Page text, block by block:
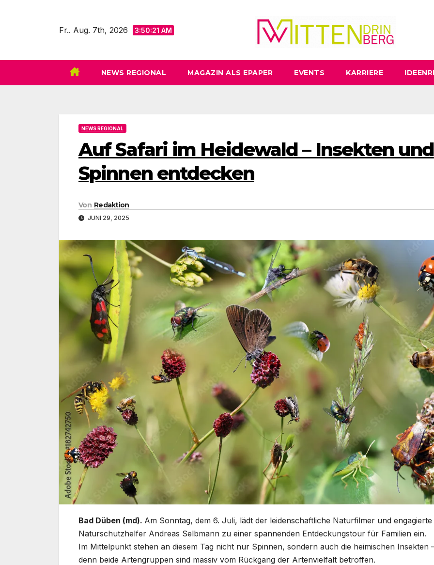
Fr.. Aug. 7th, 2026 3:50:22 AM
NEWS REGIONAL MAGAZIN ALS EPAPER EVENTS KARRIERE
NEWS REGIONAL
Auf Safari im Heidewald – Insekten und
Spinnen entdecken
Von Redaktion
JUNI 29, 2025
Bad Düben (md). Am Sonntag, dem 6. Juli, lädt der leidenschaftliche Naturfilmer und engagierte
Naturschutzhelfer Andreas Selbmann zu einer spannenden Entdeckungstour für Familien ein.
Im Mittelpunkt stehen an diesem Tag nicht nur Spinnen, sondern auch die heimischen Insekten
denn beide Artengruppen sind massiv vom Rückgang der Artenvielfalt betroffen.